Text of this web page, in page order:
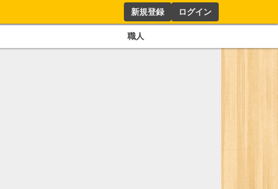
新規登録 ログイン
職人